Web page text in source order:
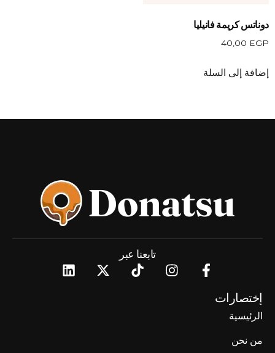
دوناتس كريمة فانيليا
40,00 EGP
إضافة إلى السلة
إختصارات
الرئيسية
من نحن
تابعنا عبر